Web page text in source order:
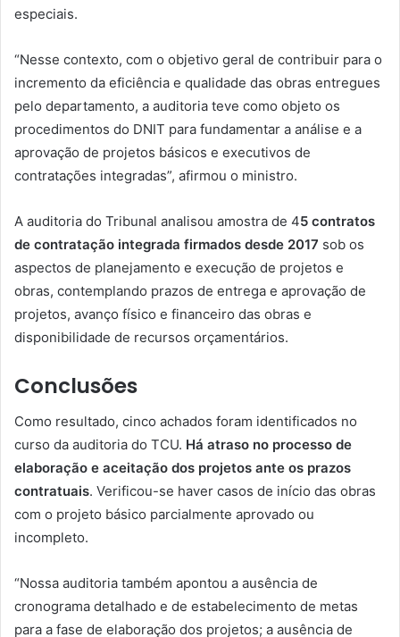
especiais.
“Nesse contexto, com o objetivo geral de contribuir para o
incremento da eficiência e qualidade das obras entregues
pelo departamento, a auditoria teve como objeto os
procedimentos do DNIT para fundamentar a análise e a
aprovação de projetos básicos e executivos de
contratações integradas”, afirmou o ministro.
A auditoria do Tribunal analisou amostra de 45 contratos
de contratação integrada firmados desde 2017 sob os
aspectos de planejamento e execução de projetos e
obras, contemplando prazos de entrega e aprovação de
projetos, avanço físico e financeiro das obras e
disponibilidade de recursos orçamentários.
Conclusões
Como resultado, cinco achados foram identificados no
curso da auditoria do TCU. Há atraso no processo de
elaboração e aceitação dos projetos ante os prazos
contratuais. Verificou-se haver casos de início das obras
com o projeto básico parcialmente aprovado ou
incompleto.
“Nossa auditoria também apontou a ausência de
cronograma detalhado e de estabelecimento de metas
para a fase de elaboração dos projetos; a ausência de